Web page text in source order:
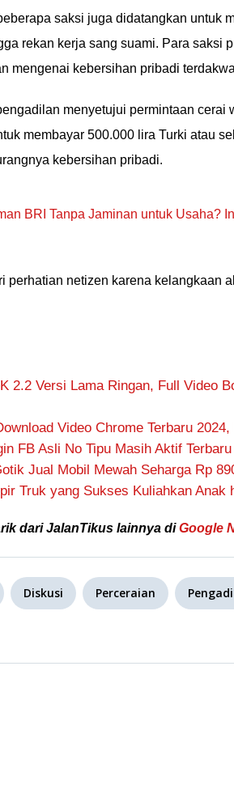
saksi juga didatangkan untuk
rekan kerja sang suami. Para saksi
mengenai kebersihan pribadi
menyetujui permintaan cerai
membayar 500.000 lira Turki atau
kebersihan pribadi.
BRI Tanpa Jaminan untuk Usaha?
perhatian netizen karena kelangkaan
2.2 Versi Lama Ringan, Full Video
Video Chrome Terbaru
FB Asli No Tipu Masih Aktif
Jual Mobil Mewah Seharga Rp
Truk yang Sukses Kuliahkan Anak
dari JalanTikus lainnya diGoogle
Diskusi Perceraian